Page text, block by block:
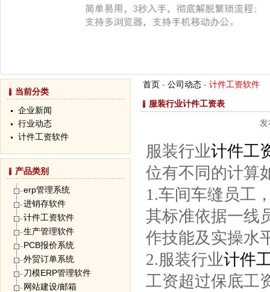
首页 - 公司动态 - 计件工资软件
服装行业计件工资表
发
服装行业计件工
位有不同的计算
1.车间车缝员工
其标准依据一线
作技能及实操水
2.服装行业计件
工资超过保底工
当前分类
企业新闻
行业动态
计件工资软件
产品类别
erp管理系统
进销存软件
计件工资软件
生产管理软件
PCB报价系统
外贸订单系统
刀模ERP管理软件
网站建设/邮箱